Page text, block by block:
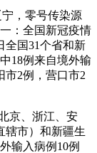
宁，零号传染源
：全国新冠疫情
全国31个省和新
18例来自境外输
市2例，营口市2
京、浙江、安
辖市）和新疆生
输入病例10例